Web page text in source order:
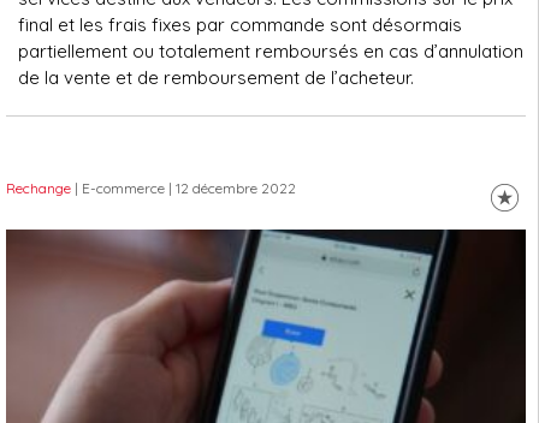
final et les frais fixes par commande sont désormais
partiellement ou totalement remboursés en cas d’annulation
de la vente et de remboursement de l’acheteur.
Rechange | E-commerce | 12 décembre 2022